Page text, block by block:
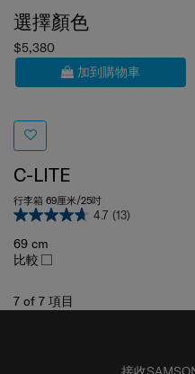
$5,380
加到購物車
C-LITE
行李箱 69厘米/25吋
4.7
69 cm
比較